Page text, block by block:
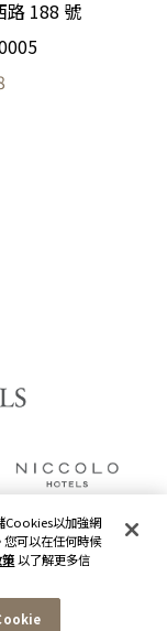
路 188 號
Cookies以加強網
您可以在任何時候
以了解更多信